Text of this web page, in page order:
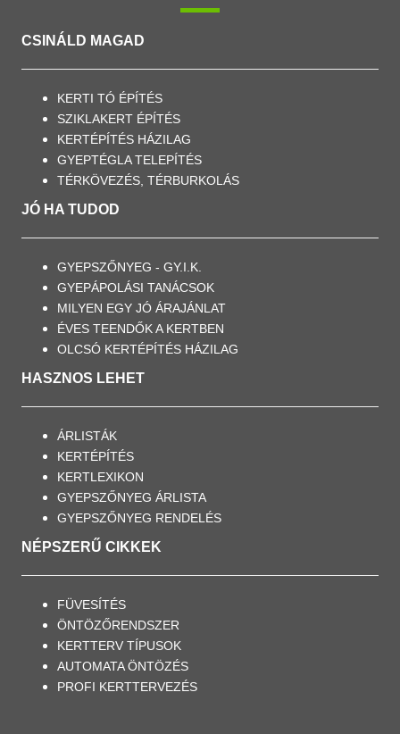
CSINÁLD MAGAD
KERTI TÓ ÉPÍTÉS
SZIKLAKERT ÉPÍTÉS
KERTÉPÍTÉS HÁZILAG
GYEPTÉGLA TELEPÍTÉS
TÉRKÖVEZÉS, TÉRBURKOLÁS
JÓ HA TUDOD
GYEPSZŐNYEG - GY.I.K.
GYEPÁPOLÁSI TANÁCSOK
MILYEN EGY JÓ ÁRAJÁNLAT
ÉVES TEENDŐK A KERTBEN
OLCSÓ KERTÉPÍTÉS HÁZILAG
HASZNOS LEHET
ÁRLISTÁK
KERTÉPÍTÉS
KERTLEXIKON
GYEPSZŐNYEG ÁRLISTA
GYEPSZŐNYEG RENDELÉS
NÉPSZERŰ CIKKEK
FÜVESÍTÉS
ÖNTÖZŐRENDSZER
KERTTERV TÍPUSOK
AUTOMATA ÖNTÖZÉS
PROFI KERTTERVEZÉS